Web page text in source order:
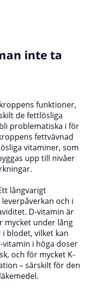
inte ta
funktioner,
de fettlösliga
problematiska i för
fettvävnad
vitaminer, som
upp till nivåer
långvarigt
och i
D-vitamin är
mycket under lång
blodet, vilket kan
vitamin i höga doser
och för mycket K-
– särskilt för den